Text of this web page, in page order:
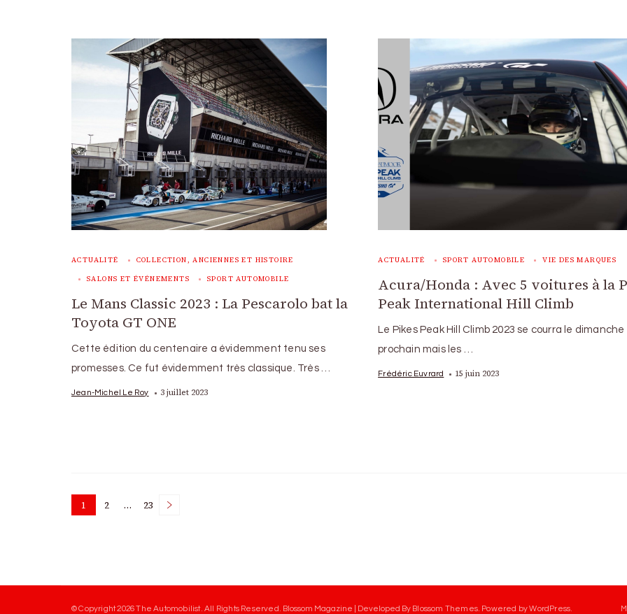
ACTUALITÉ COLLECTION, ANCIENNES ET HISTOIRE
SALONS ET ÉVÉNEMENTS SPORT AUTOMOBILE
Le Mans Classic 2023 : La Pescarolo bat la
Toyota GT ONE
Cette édition du centenaire a évidemment tenu ses
promesses. Ce fut évidemment très classique. Très …
Jean-Michel Le Roy 3 juillet 2023
ACTUALITÉ SPORT AUTOMOBILE VIE DES MARQUES
Acura/Honda : Avec 5 voitures à la
Peak International Hill Climb
Le Pikes Peak Hill Climb 2023 se courra le dimanche
prochain mais les …
Frédéric Euvrard 15 juin 2023
Posts
Page
1 Page
2 … Page
23
© Copyright 2026The Automobilist. All Rights Reserved. Blossom Magazine | Developed By Blossom Themes Powered byWordPress